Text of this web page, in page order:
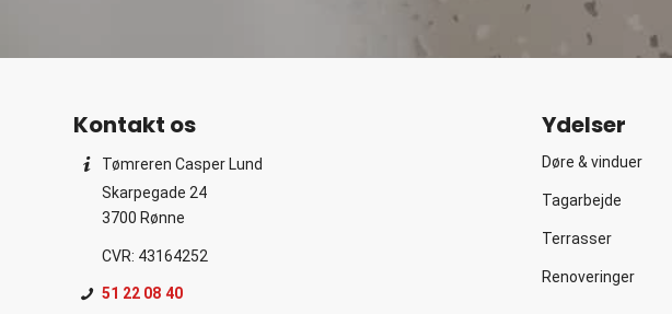
Kontakt os
Tømreren Casper Lund
Skarpegade 24
3700 Rønne
CVR: 43164252
51 22 08 40
Ydelser
Døre & vinduer
Tagarbejde
Terrasser
Renoveringer